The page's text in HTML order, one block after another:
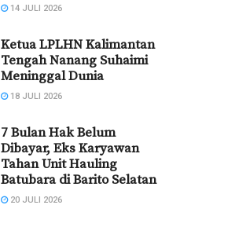
14 JULI 2026
Ketua LPLHN Kalimantan
Tengah Nanang Suhaimi
Meninggal Dunia
18 JULI 2026
7 Bulan Hak Belum
Dibayar, Eks Karyawan
Tahan Unit Hauling
Batubara di Barito Selatan
20 JULI 2026